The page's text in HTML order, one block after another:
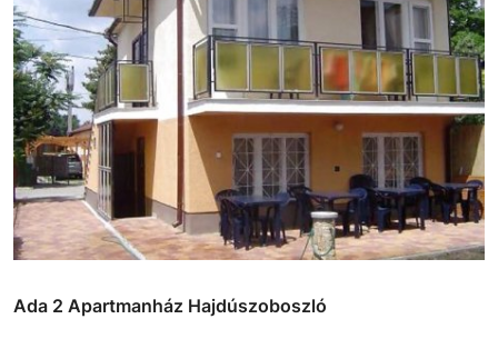
Ada 2 Apartmanház Hajdúszoboszló